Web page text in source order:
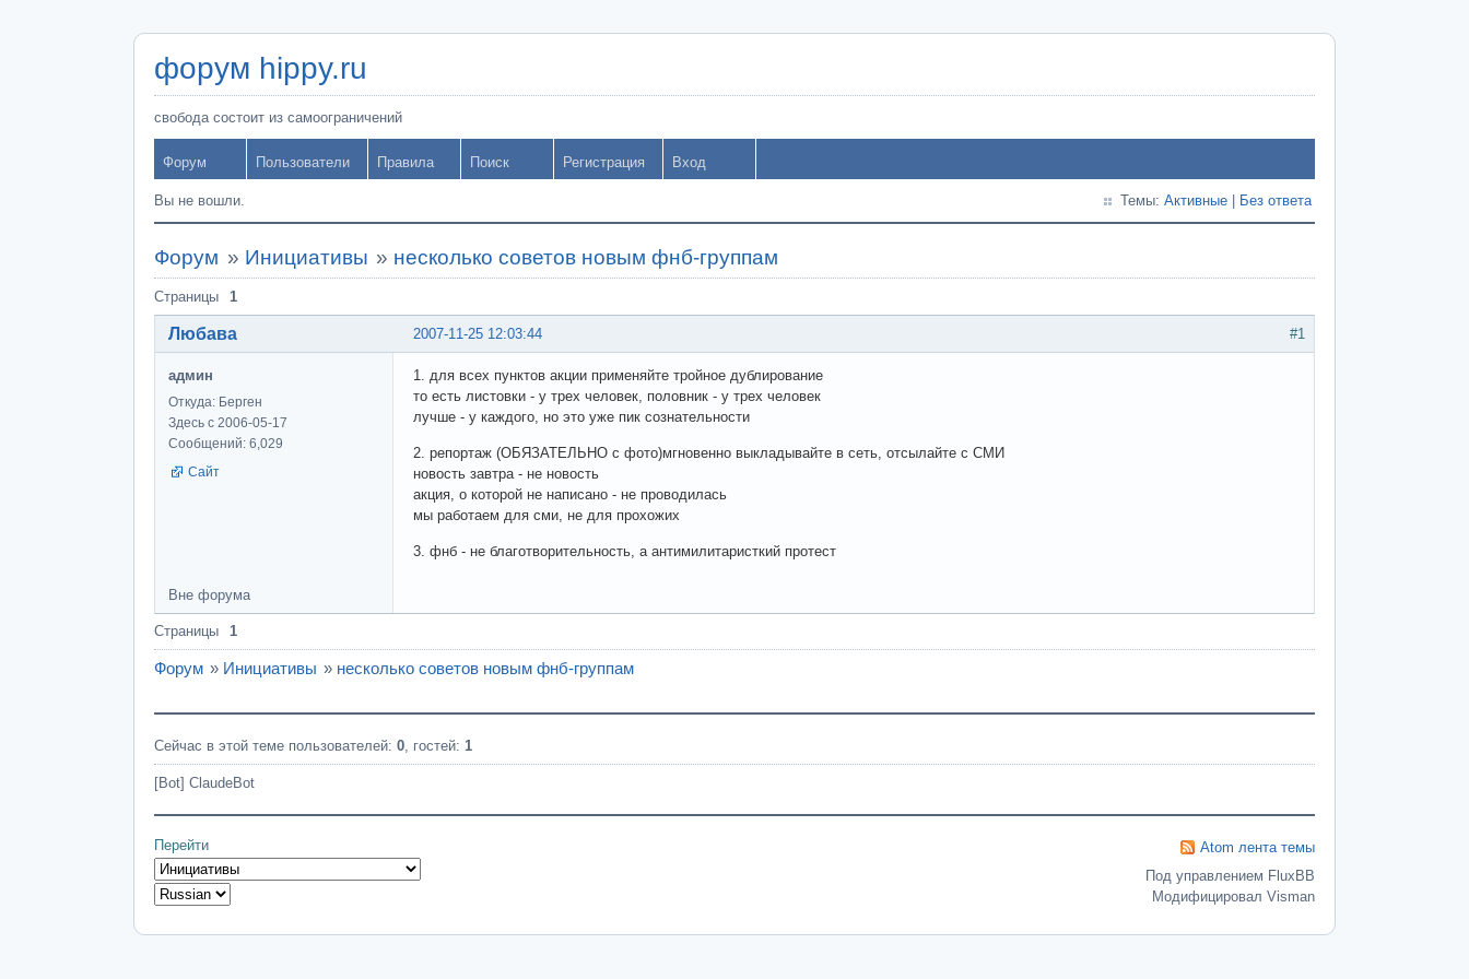
форум hippy.ru
свобода состоит из самоограничений
Форум Пользователи Правила Поиск Регистрация Вход
Вы не вошли. Темы: Активные Без ответа
Форум » Инициативы » несколько советов новым фнб-группам
Страницы 1
#1
2007-11-25 12:03:44
Любава
админ
Откуда: Берген
Здесь с 2006-05-17
Сообщений: 6,029
Сайт
1. для всех пунктов акции применяйте тройное дублирование
то есть листовки - у трех человек, половник - у трех человек
лучше - у каждого, но это уже пик сознательности
2. репортаж (ОБЯЗАТЕЛЬНО с фото)мгновенно выкладывайте в сеть, отсылайте с СМИ
новость завтра - не новость
акция, о которой не написано - не проводилась
мы работаем для сми, не для прохожих
3. фнб - не благотворительность, а антимилитаристкий протест
Вне форума
Страницы 1
Форум » Инициативы » несколько советов новым фнб-группам
Сейчас в этой теме пользователей: 0 , гостей: 1
[Bot] ClaudeBot
Перейти
Atom лента темы
Под управлением FluxBB
Модифицировал Visman